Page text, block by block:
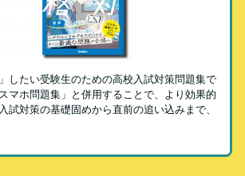
したい受験生のための高校入試対策問題集で
マホ問題集」と併用することで、より効果的
試対策の基礎固めから直前の追い込みまで、